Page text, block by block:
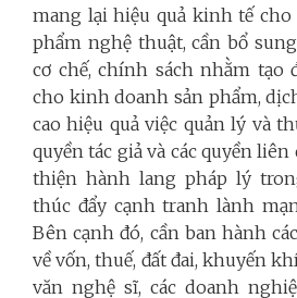
mang lại hiệu quả kinh tế cho
phẩm nghệ thuật, cần bổ
cơ chế, chính sách nhằm tạo
cho kinh doanh sản phẩm,
cao hiệu quả việc quản lý và
quyền tác giả và các quyền
thiện hành lang pháp lý
thúc đẩy cạnh tranh lành
Bên cạnh đó, cần ban hành
về vốn, thuế, đất đai, khuyến
văn nghệ sĩ, các doanh